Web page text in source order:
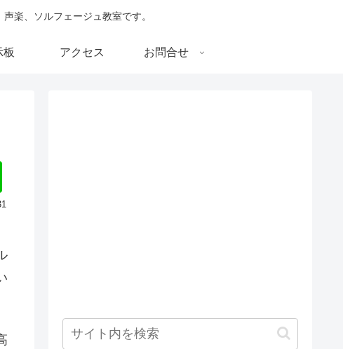
楽、ソルフェージュ教室です。
板 アクセス お問合せ